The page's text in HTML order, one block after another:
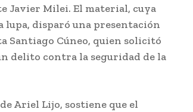
Javier Milei. El material, cuya
lupa, disparó una presentación
Cúneo, quien solicitó
delito contra la seguridad de la
Ariel Lijo, sostiene que el